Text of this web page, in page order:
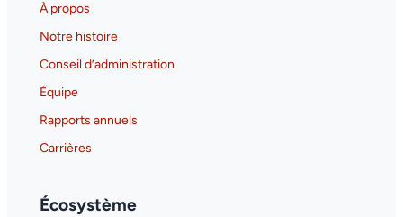
À propos
Notre histoire
Conseil d’administration
Équipe
Rapports annuels
Carrières
Écosystème